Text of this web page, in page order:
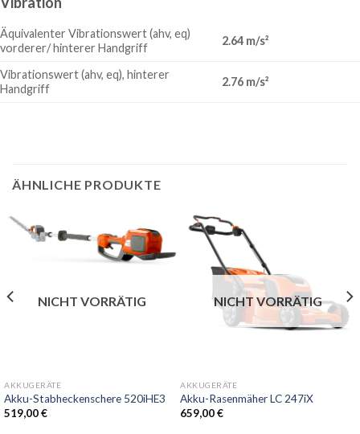
Äquivalenter Vibrationswert (ahv, eq)
vorderer/ hinterer Handgriff
2.64 m/s²
Vibrationswert (ahv, eq), hinterer
Handgriff
2.76 m/s²
ÄHNLICHE PRODUKTE
NICHT VORRÄTIG
AKKUGERÄTE
Akku-Stabheckenschere 520iHE3
519,00€
NICHT VORRÄTIG
AKKUGERÄTE
Akku-Rasenmäher LC 247iX
659,00€